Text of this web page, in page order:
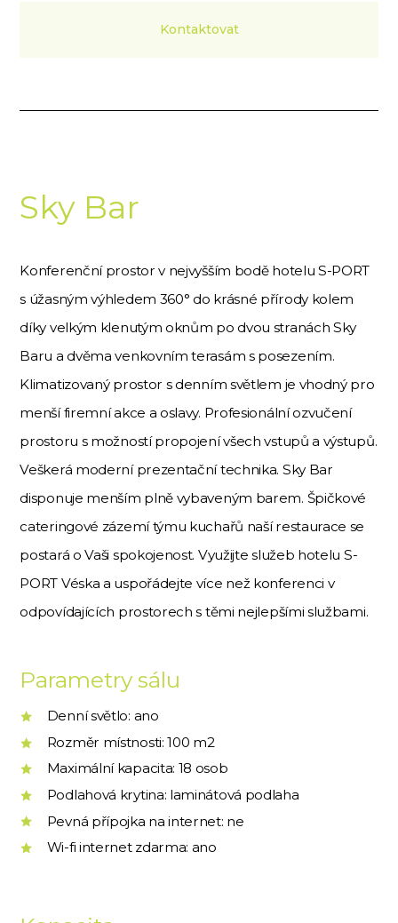
Kontaktovat
Sky Bar
Konferenční prostor v nejvyšším bodě hotelu S-PORT
s úžasným výhledem 360° do krásné přírody kolem
díky velkým klenutým oknům po dvou stranách Sky
Baru a dvěma venkovním terasám s posezením.
Klimatizovaný prostor s denním světlem je vhodný pro
menší firemní akce a oslavy. Profesionální ozvučení
prostoru s možností propojení všech vstupů a výstupů.
Veškerá moderní prezentační technika. Sky Bar
disponuje menším plně vybaveným barem. Špičkové
cateringové zázemí týmu kuchařů naší restaurace se
postará o Vaši spokojenost. Využijte služeb hotelu S-
PORT Véska a uspořádejte více než konferenci v
odpovídajících prostorech s těmi nejlepšími službami.
Parametry sálu
Denní světlo: ano
Rozměr místnosti: 100 m2
Maximální kapacita: 18 osob
Podlahová krytina: laminátová podlaha
Pevná přípojka na internet: ne
Wi-fi internet zdarma: ano